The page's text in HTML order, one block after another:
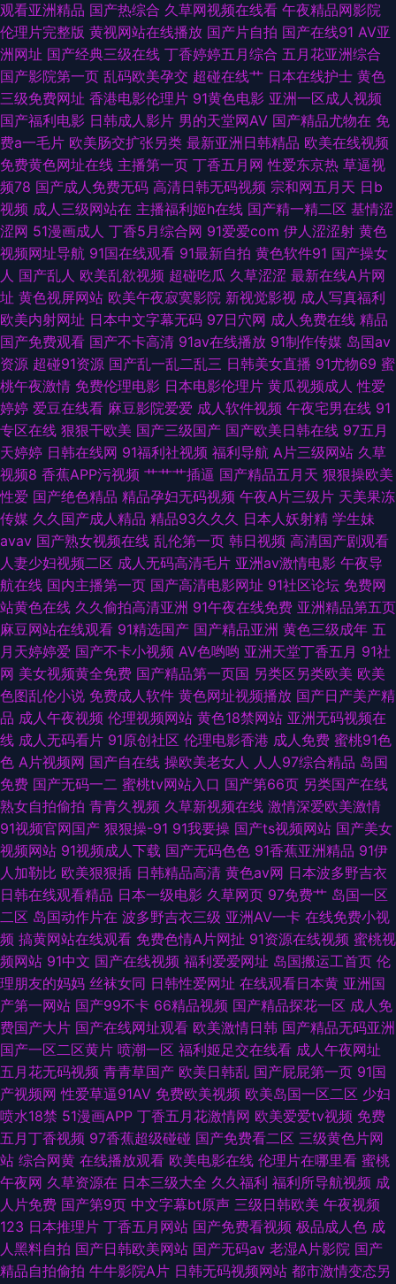
期在线 大香焦狠操B 91网址免费看 91被艹 影音先锋岛国伦理 亚洲日韩一二
区 日韩亚洲页码 青娱乐福利导航91 精品动漫一区 福利导航老司机 91新网址
91导航福利视频 午夜成人在线 日韩中文字 青青草原黄色视频 九九热99国产
精品 国产av资源 91作爱 91精品视频一区 亚洲另类第二页久久 日韩中文字幕
婷婷综合 东方AV激情 av高潮喷水一区二 91香蕉黄 91九色TS丰满人妖 中文
字幕人妻熟女人妻 影音先锋色AV 色色日韩av 麻豆精品传媒国产 久草久草久
草 国产二区视频 阿V视频在线观看日韩 99精品在这里 91破处在线观看 91变
态视频 亚洲色图欧美一区TV 深爱的激情网 日韩有码在线播放 欧亚A片 伦理
一级大片 久热草无码 久草国产av 国产操小浪穴AV片 福利社92 51福利姬黑
料网第一 最新手机av电影 69堂视频在线观看 一本无码卡 午夜剧场尤物性爱
日韩看片 女同视频 极品AV福利精品 东京热com91 www国产品精 91一二三
区精品视频 97资源站在线在线 91九色绿帽夫妻 日韩无码TV 婷婷无码下载
国产精品色悠悠女优 99re在线精品 91伪娘在线 大香蕉在线看91视频 极品御
姐内射吃瓜 精东ab 国产原创在线五区 国产另类视频 成人免费视频 92国产在
观看亚洲精品 国产热综合 久草网视频在线看 午夜精品网影院
伦理片完整版 黄视网站在线播放 国产片自拍 国产在线91 AV亚
洲网址 国产经典三级在线 丁香婷婷五月综合 五月花亚洲综合
国产影院第一页 乱码欧美孕交 超碰在线艹 日本在线护士 黄色
三级免费网址 香港电影伦理片 91黄色电影 亚洲一区成人视频
国产福利电影 日韩成人影片 男的天堂网AV 国产精品尤物在 免
费a一毛片 欧美肠交扩张另类 最新亚洲日韩精品 欧美在线视频
免费黄色网址在线 主播第一页 丁香五月网 性爱东京热 草逼视
频78 国产成人免费无码 高清日韩无码视频 宗和网五月天 日b
视频 成人三级网站在 主播福利姬h在线 国产精一精二区 基情涩
涩网 51漫画成人 丁香5月综合网 91爱爱com 伊人涩涩射 黄色
视频网址导航 91国在线观看 91最新自拍 黄色软件91 国产操女
人 国产乱人 欧美乱欲视频 超碰吃瓜 久草涩涩 最新在线A片网
址 黄色视屏网站 欧美午夜寂寞影院 新视觉影视 成人写真福利
欧美内射网址 日本中文字幕无码 97日穴网 成人免费在线 精品
国产免费观看 国产不卡高清 91av在线播放 91制作传媒 岛国av
资源 超碰91资源 国产乱一乱二乱三 日韩美女直播 91尤物69 蜜
桃午夜激情 免费伦理电影 日本电影伦理片 黄瓜视频成人 性爱
婷婷 爱豆在线看 麻豆影院爱爱 成人软件视频 午夜宅男在线 91
专区在线 狠狠干欧美 国产三级国产 国产欧美日韩在线 97五月
天婷婷 日韩在线网 91福利社视频 福利导航 A片三级网站 久草
视频8 香蕉APP污视频 艹艹艹插逼 国产精品五月天 狠狠操欧美
性爱 国产绝色精品 精品孕妇无码视频 午夜A片三级片 天美果冻
传媒 久久国产成人精品 精品93久久久 日本人妖射精 学生妹
avav 国产熟女视频在线 乱伦第一页 韩日视频 高清国产剧观看
人妻少妇视频二区 成人无码高清毛片 亚洲av激情电影 午夜导
航在线 国内主播第一页 国产高清电影网址 91社区论坛 免费网
站黄色在线 久久偷拍高清亚洲 91午夜在线免费 亚洲精品第五页
麻豆网站在线观看 91精选国产 国产精品亚洲 黄色三级成年 五
月天婷婷爱 国产不卡小视频 AV色哟哟 亚洲天堂丁香五月 91社
网 美女视频黄全免费 国产精品第一页国 另类区另类欧美 欧美
色图乱伦小说 免费成人软件 黄色网址视频播放 国产日产美产精
品 成人午夜视频 伦理视频网站 黄色18禁网站 亚洲无码视频在
线 成人无码看片 91原创社区 伦理电影香港 成人免费 蜜桃91色
色 A片视频网 国产自在线 操欧美老女人 人人97综合精品 岛国
免费 国产无码一二 蜜桃tv网站入口 国产第66页 另类国产在线
熟女自拍偷拍 青青久视频 久草新视频在线 激情深爱欧美激情
91视频官网国产 狠狠操-91 91我要操 国产ts视频网站 国产美女
视频网站 91视频成人下载 国产无码色色 91香蕉亚洲精品 91伊
人加勒比 欧美狠狠插 日韩精品高清 黄色av网 日本波多野吉衣
日韩在线观看精品 日本一级电影 久草网页 97免费艹 岛国一区
二区 岛国动作片在 波多野吉衣三级 亚洲AV一卡 在线免费小视
频 搞黄网站在线观看 免费色情A片网扯 91资源在线视频 蜜桃视
频网站 91中文 国产在线视频 福利爱爱网址 岛国搬运工首页 伦
理朋友的妈妈 丝袜女同 日韩性爱网址 在线观看日本黄 亚洲国
产第一网站 国产99不卡 66精品视频 国产精品探花一区 成人免
费国产大片 国产在线网址观看 欧美激情日韩 国产精品无码亚洲
国产一区二区黄片 喷潮一区 福利姬足交在线看 成人午夜网址
五月花无码视频 青青草国产 欧美日韩乱 国产屁屁第一页 91国
产视频网 性爱草逼91AV 免费欧美视频 欧美岛国一区二区 少妇
喷水18禁 51漫画APP 丁香五月花激情网 欧美爱爱tv视频 免费
五月丁香视频 97香蕉超级碰碰 国产免费看二区 三级黄色片网
站 综合网黄 在线播放观看 欧美电影在线 伦理片在哪里看 蜜桃
午夜网 久草资源在 日本三级大全 久久福利 福利所导航视频 成
人片免费 国产第9页 中文字幕bt原声 三级日韩欧美 午夜视频
123 日本推理片 丁香五月网站 国产免费看视频 极品成人色 成
人黑料自拍 国产日韩欧美网站 国产无码av 老湿A片影院 国产
精品自拍偷拍 牛牛影院A片 日韩无码视频网站 都市激情变态另